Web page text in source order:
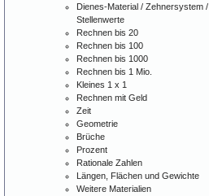
Dienes-Material / Zehnersystem /
Stellenwerte
Rechnen bis 20
Rechnen bis 100
Rechnen bis 1000
Rechnen bis 1 Mio.
Kleines 1 x 1
Rechnen mit Geld
Zeit
Geometrie
Brüche
Prozent
Rationale Zahlen
Längen, Flächen und Gewichte
Weitere Materialien